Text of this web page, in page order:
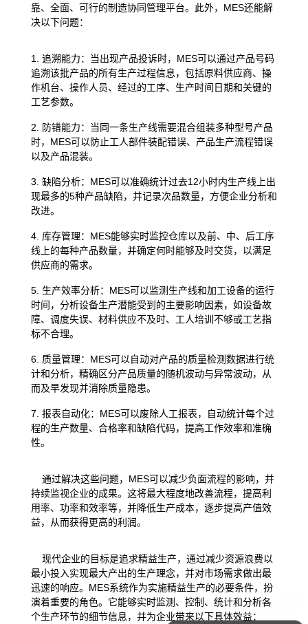
靠、全面、可行的制造协同管理平台。此外，MES还能解
决以下问题：
1. 追溯能力：当出现产品投诉时，MES可以通过产品号码
追溯该批产品的所有生产过程信息，包括原料供应商、操
作机台、操作人员、经过的工序、生产时间日期和关键的
工艺参数。
2. 防错能力：当同一条生产线需要混合组装多种型号产品
时，MES可以防止工人部件装配错误、产品生产流程错误
以及产品混装。
3. 缺陷分析：MES可以准确统计过去12小时内生产线上出
现最多的5种产品缺陷，并记录次品数量，方便企业分析和
改进。
4. 库存管理：MES能够实时监控仓库以及前、中、后工序
线上的每种产品数量，并确定何时能够及时交货，以满足
供应商的需求。
5. 生产效率分析：MES可以监测生产线和加工设备的运行
时间，分析设备生产潜能受到的主要影响因素，如设备故
障、调度失误、材料供应不及时、工人培训不够或工艺指
标不合理。
6. 质量管理：MES可以自动对产品的质量检测数据进行统
计和分析，精确区分产品质量的随机波动与异常波动，从
而及早发现并消除质量隐患。
7. 报表自动化：MES可以废除人工报表，自动统计每个过
程的生产数量、合格率和缺陷代码，提高工作效率和准确
性。
通过解决这些问题，MES可以减少负面流程的影响，并
持续监视企业的成果。这将最大程度地改善流程，提高利
用率、功率和效率等，并降低生产成本，逐步提高产值效
益，从而获得更高的利润。
现代企业的目标是追求精益生产，通过减少资源浪费以
最小投入实现最大产出的生产理念，并对市场需求做出最
迅速的响应。MES系统作为实施精益生产的必要条件，扮
演着重要的角色。它能够实时监测、控制、统计和分析各
个生产环节的细节信息，并为企业带来以下具体效益：